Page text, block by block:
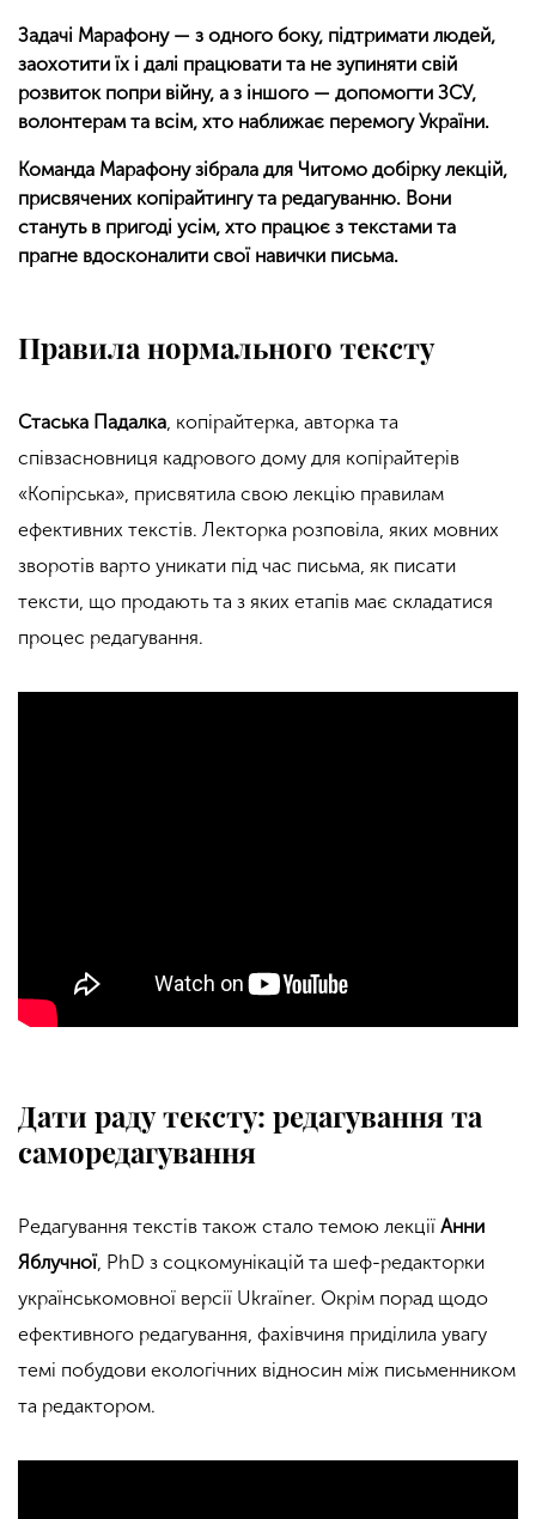
Задачі Марафону — з одного боку, підтримати людей,
заохотити їх і далі працювати та не зупиняти свій
розвиток попри війну, а з іншого — допомогти ЗСУ,
волонтерам та всім, хто наближає перемогу України.
Команда Марафону зібрала для Читомо добірку лекцій,
присвячених копірайтингу та редагуванню. Вони
стануть в пригоді усім, хто працює з текстами та
прагне вдосконалити свої навички письма.
Правила нормального тексту
Стаська Падалка, копірайтерка, авторка та
співзасновниця кадрового дому для копірайтерів
«Копірська», присвятила свою лекцію правилам
ефективних текстів. Лекторка розповіла, яких мовних
зворотів варто уникати під час письма, як писати
тексти, що продають та з яких етапів має складатися
процес редагування.
Дати раду тексту: редагування та
саморедагування
Редагування текстів також стало темою лекції Анни
Яблучної, PhD з соцкомунікацій та шеф-редакторки
українськомовної версії Ukraїner. Окрім порад щодо
ефективного редагування, фахівчиня приділила увагу
темі побудови екологічних відносин між письменником
та редактором.